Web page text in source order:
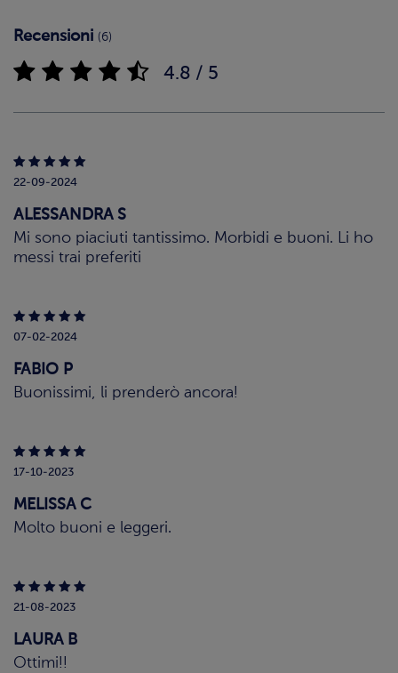
Recensioni (6)
4.8 / 5
22-09-2024
ALESSANDRA S
Mi sono piaciuti tantissimo. Morbidi e buoni. Li ho
messi trai preferiti
07-02-2024
FABIO P
Buonissimi, li prenderò ancora!
17-10-2023
MELISSA C
Molto buoni e leggeri.
21-08-2023
LAURA B
Ottimi!!